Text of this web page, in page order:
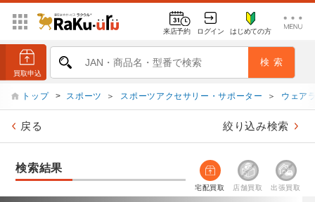
来店予約 ログイン はじめての方
トップ > スポーツ ＞ スポーツアクセサリー・サポーター ＞ ウェア
戻る 絞り込み検索
検索結果
宅配買取 店舗買取 出張買取